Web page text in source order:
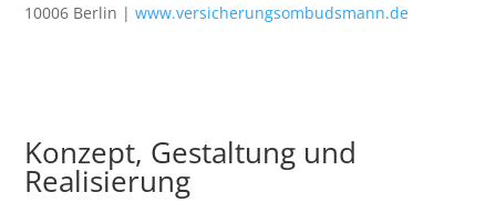
10006 Berlin |www.versicherungsombudsmann.de
Konzept, Gestaltung und
Realisierung